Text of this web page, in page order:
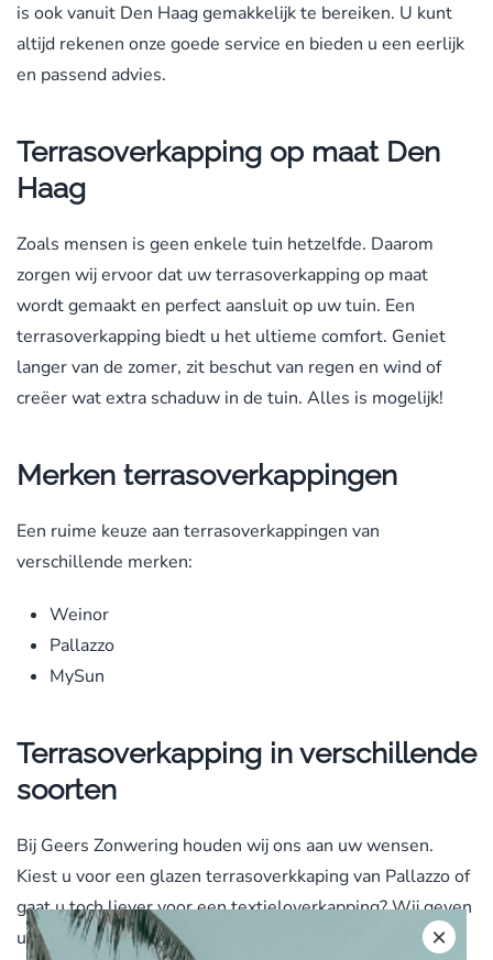
is ook vanuit Den Haag gemakkelijk te bereiken. U kunt
altijd rekenen onze goede service en bieden u een eerlijk
en passend advies.
Terrasoverkapping op maat Den
Haag
Zoals mensen is geen enkele tuin hetzelfde. Daarom
zorgen wij ervoor dat uw terrasoverkapping op maat
wordt gemaakt en perfect aansluit op uw tuin. Een
terrasoverkapping biedt u het ultieme comfort. Geniet
langer van de zomer, zit beschut van regen en wind of
creëer wat extra schaduw in de tuin. Alles is mogelijk!
Merken terrasoverkappingen
Een ruime keuze aan terrasoverkappingen van
verschillende merken:
Weinor
Pallazzo
MySun
Terrasoverkapping in verschillende
soorten
Bij Geers Zonwering houden wij ons aan uw wensen.
Kiest u voor een glazen terrasoverkkaping van Pallazzo of
gaat u toch liever voor een textieloverkapping? Wij geven
u altijd een eerlijk en passend advies. Laat uw
×